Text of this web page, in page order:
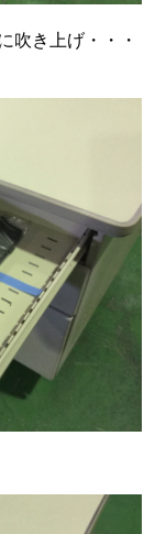
吹き上げ・・・